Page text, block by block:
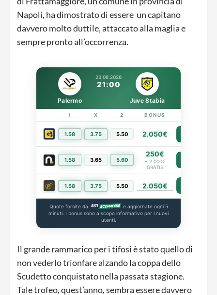
Napoli, ha dimostrato di essere un capitano
davvero molto duttile, attaccato alla maglia e
sempre pronto all’occorrenza.
23.08.2026
21:00
Palermo Juve Stabia
1 X 2 BONUS
1.58 3.75 5.50 2.050€
1.58 3.65 5.60
250€
+ 2.000€
GRATIS
1.58 3.75 5.50 2.050€
Quote fornite da
e aggiornate ogni 5
minuti. I bonus sono a scopo informativo per i nuovi
utenti.
Il grande rammarico per i tifosi è stato quello di
non vederlo trionfare alzando la coppa dello
Scudetto conquistato nella passata stagione.
Tale trofeo, quest’anno, sembra essere davvero